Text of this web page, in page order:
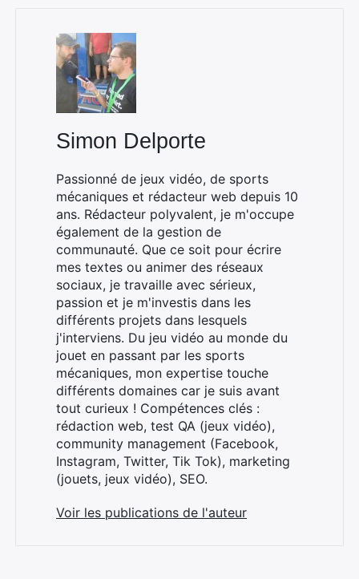
Simon Delporte
Passionné de jeux vidéo, de sports
mécaniques et rédacteur web depuis 10
ans. Rédacteur polyvalent, je m'occupe
également de la gestion de
communauté. Que ce soit pour écrire
mes textes ou animer des réseaux
sociaux, je travaille avec sérieux,
passion et je m'investis dans les
différents projets dans lesquels
j'interviens. Du jeu vidéo au monde du
jouet en passant par les sports
mécaniques, mon expertise touche
différents domaines car je suis avant
tout curieux ! Compétences clés :
rédaction web, test QA (jeux vidéo),
community management (Facebook,
Instagram, Twitter, Tik Tok), marketing
(jouets, jeux vidéo), SEO.
Voir les publications de l'auteur